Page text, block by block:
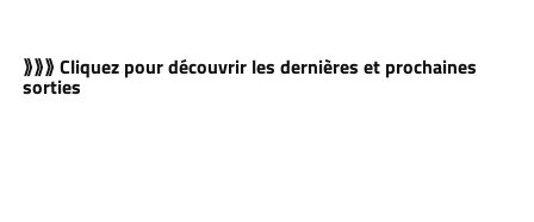
⟫⟫⟫ Cliquez pour découvrir les dernières et prochaines
sorties